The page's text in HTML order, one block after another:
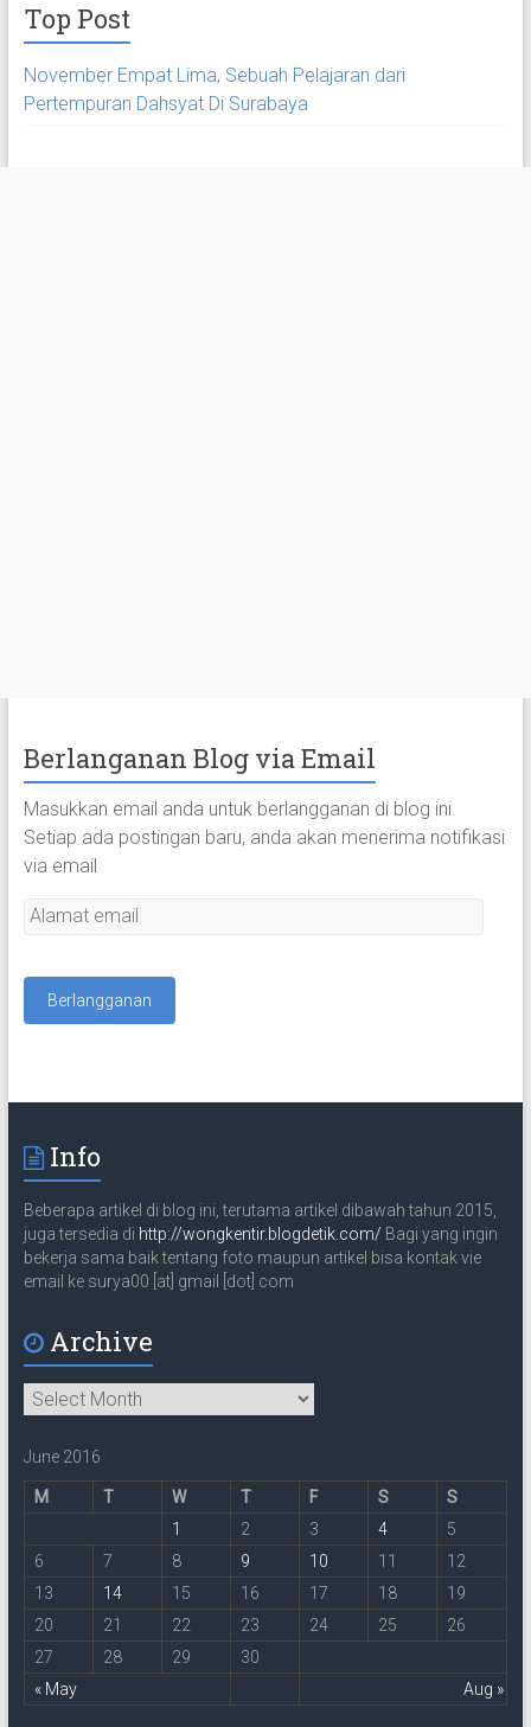
Top Post
November Empat Lima, Sebuah Pelajaran dari
Pertempuran Dahsyat Di Surabaya
Berlanganan Blog via Email
Masukkan email anda untuk berlangganan di blog ini.
Setiap ada postingan baru, anda akan menerima notifikasi
via email
A
a
i
Info
Beberapa artikel di blog ini, terutama artikel dibawah tahun 2015,
juga tersedia di http://wongkentir.blogdetik.com/ Bagi yang ingin
bekerja sama baik tentang foto maupun artikel bisa kontak vie
email ke surya00 [at] gmail [dot] com
Archive
Archive
June 2016
M T W T F S S
« May Aug »
1 2 3 4
5
6
7 8 9 10 11
12
13
14 15 16 17 18
19
20
21 22 23 24 25
26
27
28 29 30